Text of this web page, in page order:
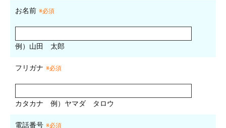
お名前 ※必須
例）山田 太郎
フリガナ ※必須
カタカナ 例）ヤマダ タロウ
電話番号 ※必須